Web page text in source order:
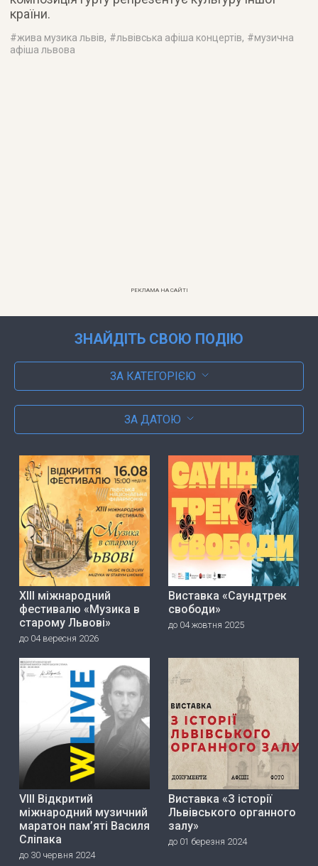
країни.
#жива музика львів, #львівська афіша концертів, #музична
афіша львова
РЕКЛАМА НА САЙТІ
ЗНАЙДІТЬ СВОЮ ПОДІЮ
ЗА КАТЕГОРІЄЮ
ЗА ДАТОЮ
ХІІІ міжнародний
фестивалю «Музика в
старому Львові»
до 04 вересня 2026
Виставка «Саундтрек
свободи»
до 04 жовтня 2025
VIII Відкритий
міжнародний музичний
маратон пам’яті Василя
Сліпака
до 30 червня 2024
Виставка «З історії
Львівського органного
залу»
до 01 березня 2024